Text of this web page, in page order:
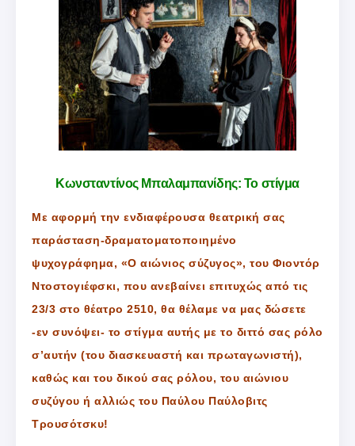
Κωνσταντίνος Μπαλαμπανίδης: Το στίγμα
Με αφορμή την ενδιαφέρουσα θεατρική σας
παράσταση-δραματοματοποιημένο
ψυχογράφημα, «Ο αιώνιος σύζυγος», του Φιοντόρ
Ντοστογιέφσκι, που ανεβαίνει επιτυχώς από τις
23/3 στο θέατρο 2510, θα θέλαμε να μας δώσετε
-εν συνόψει- το στίγμα αυτής με το διττό σας ρόλο
σ’αυτήν (του διασκευαστή και πρωταγωνιστή),
καθώς και του δικού σας ρόλου, του αιώνιου
συζύγου ή αλλιώς του Παύλου Παύλοβιτς
Τρουσότσκυ!